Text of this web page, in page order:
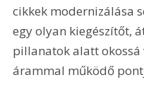
cikkek modernizálása
egy olyan kiegészítőt,
pillanatok alatt
árammal működő